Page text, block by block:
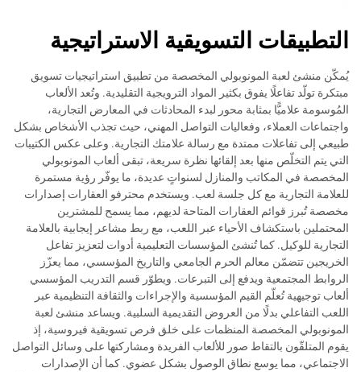
التطبيقات التسويقية الاستراتيجية
يُمكّن منشئ لعبة المونوبولي المخصصة من تطبيق استراتيجيات تسويق
مبتكرة تولّد تفاعلًا يفوق بكثير المواد الترويجية التقليدية. وتُعد الألعاب
المُوسومة علاميًّا بمثابة محور لبدء المحادثات في المعارض التجارية،
واجتماعات العملاء، وفعاليات التواصل المهني، حيث تجذب الأشخاص بشكل
طبيعي إلى تفاعلات ممتدة مع رسالة علامتك التجارية. وعلى عكس الكتيبات
التي يتم التخلّص منها بعد إلقائها نظرة سريعة، تبقى ألعاب المونوبولي
المخصصة في المكاتب والمنازل لسنواتٍ عديدة، ما يوفّر رؤية مستمرة
للعلامة التجارية مع كل جلسة لعب. ويستخدم محترفو العقارات إصدارات
مخصصة تُبرز قوائم العقارات المتاحة لديهم، مما يسمح للمشترين
المحتملين باستكشاف الأحياء عبر اللعب، مع ربط مشاعر إيجابية بالعلامة
التجارية للوكيل. كما تُنشئ المؤسسات التعليمية أدوات لتعزيز تفاعل
الخريجين تتضمّن معالم الحرم الجامعي والتاريخ المؤسسي، مما يعزّز
الروابط المجتمعية ويدفع إلى التبرعات. ويطوّر قسم التدريب المؤسسي
ألعاب توجيهية تُعلّم القيم المؤسسية والإجراءات والثقافة التنظيمية عبر
اللعب التفاعلي بدلًا من العروض التقديمية السلبية. ويساعد منشئ لعبة
المونوبولي المخصصة المنظمات على خلق فرص تسويقية فيروسية، إذ
يقوم المتلقّون بالتقاط صور للألعاب الفريدة ومشاركتها على وسائل التواصل
الاجتماعي، مما يوسع نطاق الوصول بشكل عضوي. كما أن الإصدارات